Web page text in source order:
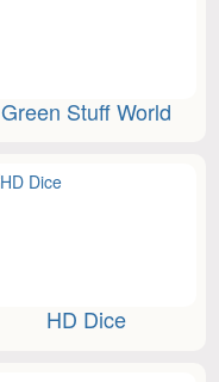
Green Stuff World
HD Dice